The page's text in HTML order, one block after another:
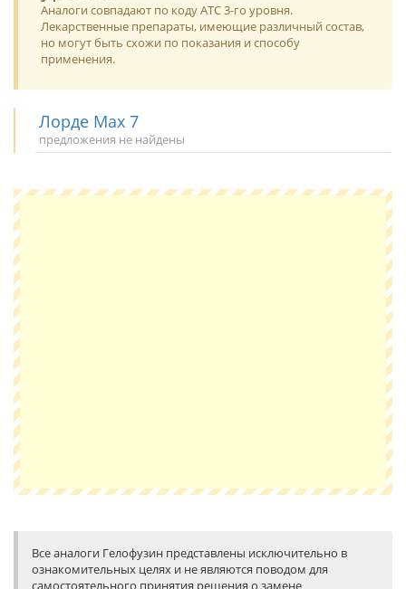
Аналоги совпадают по коду ATC 3-го уровня.
Лекарственные препараты, имеющие различный состав,
но могут быть схожи по показания и способу
применения.
Лорде Max 7
предложения не найдены
Все аналоги Гелофузин представлены исключительно в
ознакомительных целях и не являются поводом для
самостоятельного принятия решения о замене